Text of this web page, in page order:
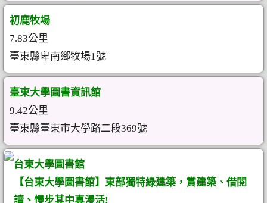
初鹿牧場
7.83公里
臺東縣卑南鄉牧場1號
臺東大學圖書資訊館
9.42公里
臺東縣臺東市大學路二段369號
台東大學圖書館
【台東大學圖書館】東部獨特綠建築，賞建築、借閱
讀、慢步其中真漫活!